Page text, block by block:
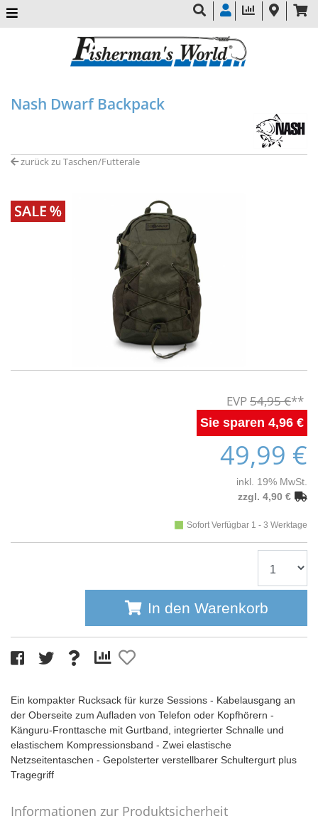
Nash Dwarf Backpack
zurück zu Taschen/Futterale
54,95 €
4,96 €
49,99 €
inkl. 19% MwSt.
zzgl. 4,90 €
Sofort Verfügbar 1 - 3 Werktage
In den Warenkorb
Ein kompakter Rucksack für kurze Sessions - Kabelausgang an
der Oberseite zum Aufladen von Telefon oder Kopfhörern -
Känguru-Fronttasche mit Gurtband, integrierter Schnalle und
elastischem Kompressionsband - Zwei elastische
Netzseitentaschen - Gepolsterter verstellbarer Schultergurt plus
Tragegriff
Informationen zur Produktsicherheit